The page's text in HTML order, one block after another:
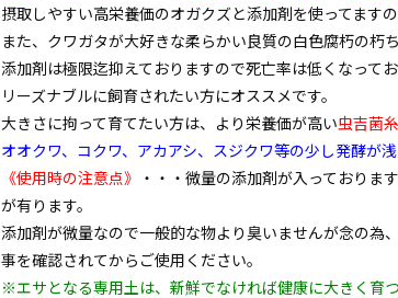
摂取しやすい高栄養価のオガクズと添加剤を使ってますの
また、クワガタが大好きな柔らかい良質の白色腐朽の朽
添加剤は極限迄抑えておりますので死亡率は低くなってお
リーズナブルに飼育されたい方にオススメです。
大きさに拘って育てたい方は、より栄養価が高い虫吉菌
オオクワ、コクワ、アカアシ、スジクワ等の少し発酵が
《使用時の注意点》 ・・・微量の添加剤が入っておりま
が有ります。
添加剤が微量なので一般的な物より臭いませんが念の
事を確認されてからご使用ください。
※エサとなる専用土は、新鮮でなければ健康に大きく育つ